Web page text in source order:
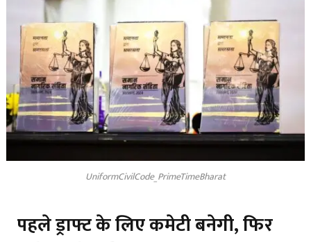
UniformCivilCode_PrimeTimeBharat
पहले ड्राफ्ट के लिए कमेटी बनेगी, फिर